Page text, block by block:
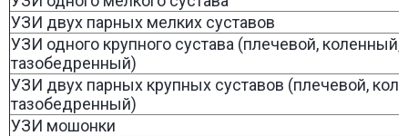
УЗИ двух парных мелких суставов
УЗИ одного крупного сустава (плечевой, коленный,
тазобедренный)
УЗИ двух парных крупных суставов (плечевой,
тазобедренный)
УЗИ мошонки